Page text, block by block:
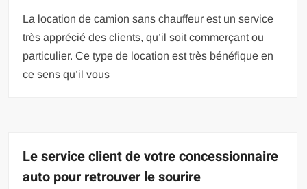
La location de camion sans chauffeur est un service
très apprécié des clients, qu’il soit commerçant ou
particulier. Ce type de location est très bénéfique en
ce sens qu’il vous
Le service client de votre concessionnaire
auto pour retrouver le sourire